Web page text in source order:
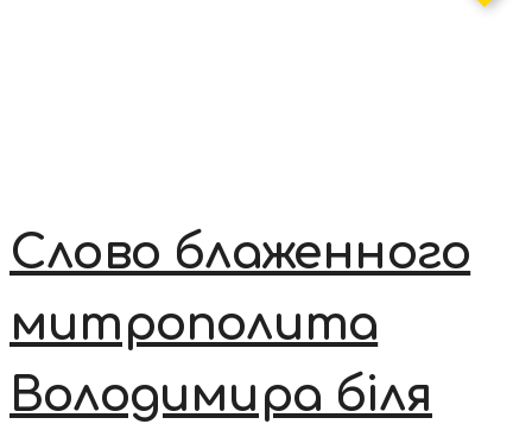
Слово блаженного
митрополита
Володимира біля